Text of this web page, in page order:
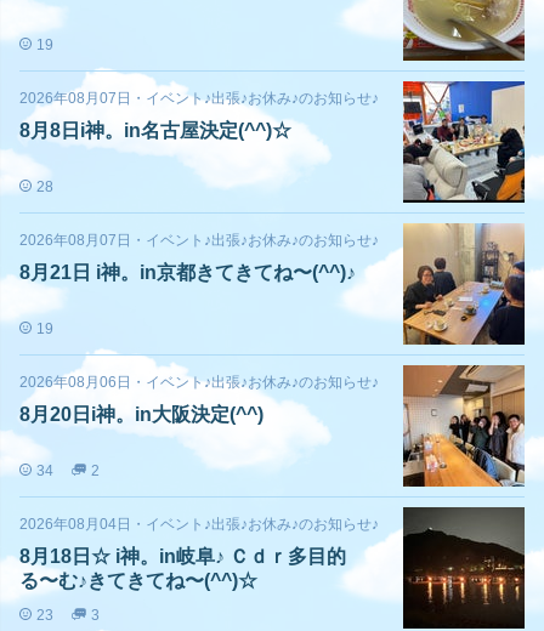
19
2026年08月07日 ・ イベント♪出張♪お休み♪のお知らせ♪
8月8日i神。in名古屋決定(^^)☆
28
2026年08月07日 ・ イベント♪出張♪お休み♪のお知らせ♪
8月21日 i神。in京都きてきてね〜(^^)♪
19
2026年08月06日 ・ イベント♪出張♪お休み♪のお知らせ♪
8月20日i神。in大阪決定(^^)
34 2
2026年08月04日 ・ イベント♪出張♪お休み♪のお知らせ♪
8月18日☆ i神。in岐阜♪ Ｃｄｒ多目的
る〜む♪きてきてね〜(^^)☆
23 3